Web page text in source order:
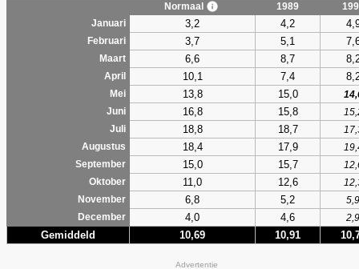
Normaal 1989
Januari
3,2 4,2
Februari 3,7 5,1
Maart 6,6 8,7
April 10,1 7,4
Mei 13,8 15,0
Juni
16,8 15,8
Juli
18,8 18,7
Augustus
18,4 17,9
September
15,0 15,7
Oktober
11,0 12,6
November
6,8 5,2
5,9
December
4,0 4,6 2,9
Gemiddeld 10,69 10,91
Advertentie